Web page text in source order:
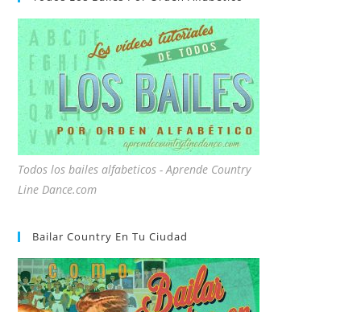
Todos los bailes alfabeticos - Aprende Country
Line Dance.com
Bailar Country En Tu Ciudad